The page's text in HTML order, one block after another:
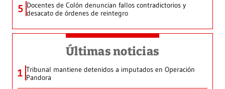
5 Docentes de Colón denuncian fallos contradictorios y
desacato de órdenes de reintegro
Últimas noticias
1 Tribunal mantiene detenidos a imputados en Operación
Pandora